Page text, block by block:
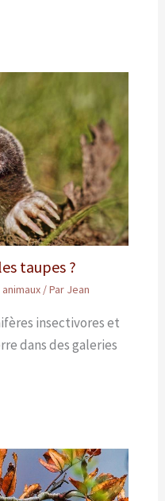
taupes ?
/ Par Jean
insectivores et
dans des galeries